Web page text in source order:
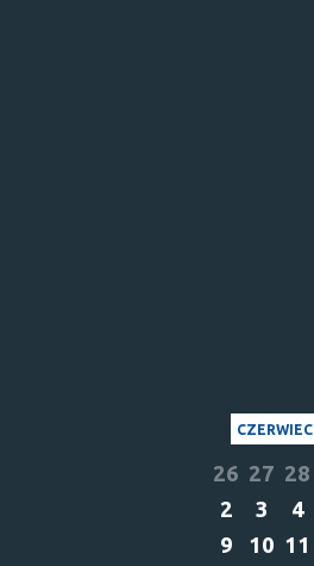
CZERWIEC
26 27 28
2
3 4
9
10 11